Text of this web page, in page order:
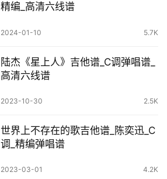
精编_高清六线谱
2024-01-10 5.7K
陆杰《星上人》吉他谱_C调弹唱谱_
高清六线谱
2023-10-30 2.5K
世界上不存在的歌吉他谱_陈奕迅_C
调_精编弹唱谱
2023-03-01 4.2K